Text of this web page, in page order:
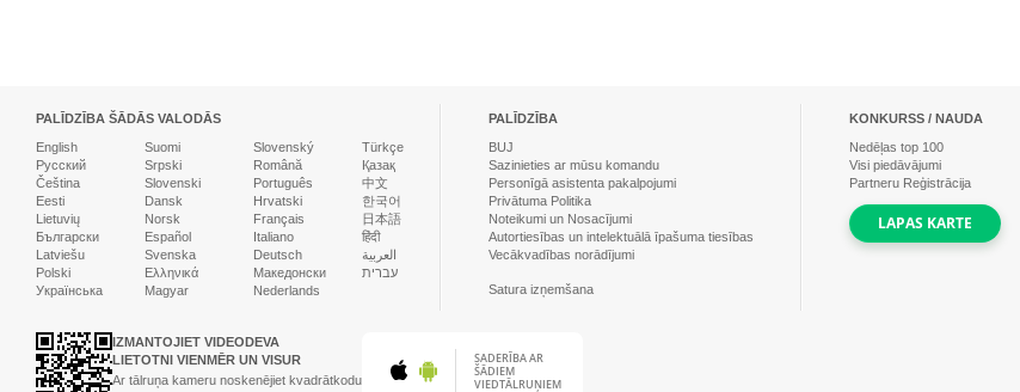
PALĪDZĪBA ŠĀDĀS VALODĀS
English
Русский
Čeština
Eesti
Lietuvių
Български
Latviešu
Polski
Українська
Suomi
Srpski
Slovenski
Dansk
Norsk
Español
Svenska
Ελληνικά
Magyar
Slovenský
Română
Português
Hrvatski
Français
Italiano
Deutsch
Македонски
Nederlands
Türkçe
Қазақ
中文
한국어
日本語
हिंदी
العربية
עברית
PALĪDZĪBA
BUJ
Sazinieties ar mūsu komandu
Personīgā asistenta pakalpojumi
Privātuma Politika
Noteikumi un Nosacījumi
Autortiesības un intelektuālā īpašuma tiesības
Vecākvadības norādījumi
Satura izņemšana
KONKURSS / NAUDA
Nedēļas top 100
Visi piedāvājumi
Partneru Reģistrācija
LAPAS KARTE
IZMANTOJIET VIDEODEVA
LIETOTNI VIENMĒR UN VISUR
Ar tālruņa kameru noskenējiet kvadrātkodu
SADERĪBA AR
ŠĀDIEM
VIEDTĀLRUŅIEM